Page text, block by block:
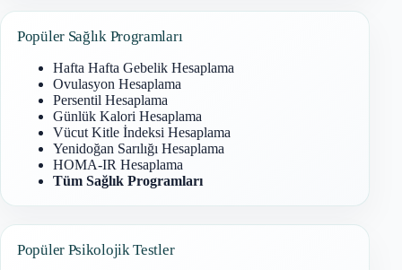
Popüler Sağlık Programları
Hafta Hafta Gebelik Hesaplama
Ovulasyon Hesaplama
Persentil Hesaplama
Günlük Kalori Hesaplama
Vücut Kitle İndeksi Hesaplama
Yenidoğan Sarılığı Hesaplama
HOMA-IR Hesaplama
Tüm Sağlık Programları
Popüler Psikolojik Testler